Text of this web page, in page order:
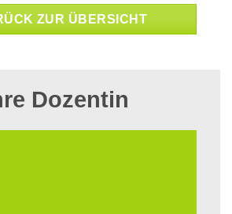
ZUR ÜBERSICHT
Dozentin